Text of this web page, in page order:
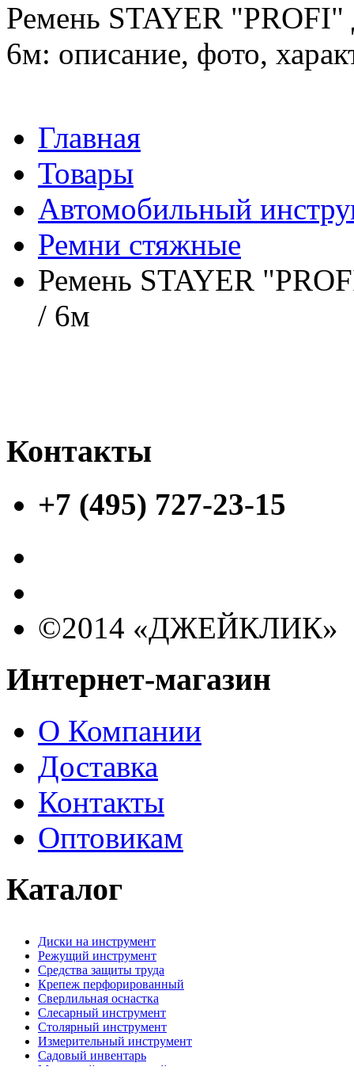
Ремень STAYER "PROFI"
6м: описание, фото,
Главная
Товары
Автомобильный
Ремни стяжные
Ремень STAYER
/ 6м
Контакты
+7 (495) 727-23-15
©2014 «ДЖЕЙКЛИК»
Интернет-магазин
О Компании
Доставка
Контакты
Оптовикам
Каталог
Диски на инструмент
Режущий инструмент
Средства защиты труда
Крепеж перфорированный
Сверлильная оснастка
Слесарный инструмент
Столярный инструмент
Измерительный инструмент
Садовый инвентарь
Малярный, отделочный инструмент